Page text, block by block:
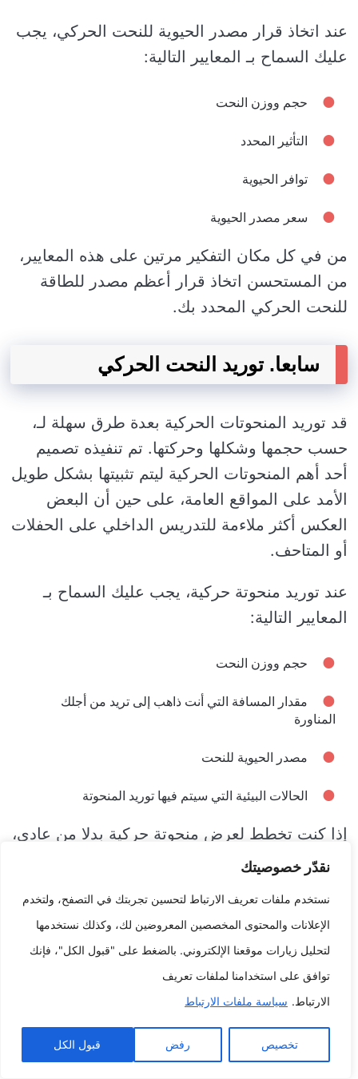
نقدّر خصوصيتك
نستخدم ملفات تعريف الارتباط لتحسين تجربتك في التصفح، ولتخدم
الإعلانات والمحتوى المخصصين المعروضين لك، وكذلك نستخدمها
لتحليل زيارات موقعنا الإلكتروني. بالضغط على "قبول الكل"، فإنك
توافق على استخدامنا لملفات تعريف
الارتباط. سياسة ملفات الارتباط
تخصيص رفض قبول الكل
عند اتخاذ قرار مصدر الحيوية للنحت الحركي، يجب
عليك السماح بـ المعايير التالية:
حجم ووزن النحت
التأثير المحدد
توافر الحيوية
سعر مصدر الحيوية
من في كل مكان التفكير مرتين على هذه المعايير،
من المستحسن اتخاذ قرار أعظم مصدر للطاقة
للنحت الحركي المحدد بك.
سابعا. توريد النحت الحركي
قد توريد المنحوتات الحركية بعدة طرق سهلة لـ،
حسب حجمها وشكلها وحركتها. تم تنفيذه تصميم
أحد أهم المنحوتات الحركية ليتم تثبيتها بشكل طويل
الأمد على المواقع العامة، على حين أن البعض
العكس أكثر ملاءمة للتدريس الداخلي على الحفلات
أو المتاحف.
عند توريد منحوتة حركية، يجب عليك السماح بـ
المعايير التالية:
حجم ووزن النحت
مقدار المسافة التي أنت ذاهب إلى تريد من أجلك
المناورة
مصدر الحيوية للنحت
الحالات البيئية التي سيتم فيها توريد المنحوتة
إذا كنت تخطط لعرض منحوتة حركية بدلا من عادي،
فمن العديد المجهودات على طول الجانب مهندس
وآمن للجمهور.
عند توريد منحوتة حركية بدلا من داخلي، يجب عليك
السماح بـ المعايير التالية:
درجة الضوضاء على الفضاء